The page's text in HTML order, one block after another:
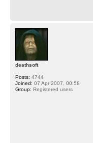
deathsoft
Posts: 4744
Joined: 07 Apr 2007, 00:58
Group: Registered users